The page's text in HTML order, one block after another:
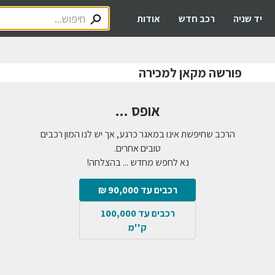
יד שניה רכב חדש אודות
פורשה מקאן למכירה
אופס ...
הרכב שחיפשת אינו במאגר כרגע, אך יש לנו המון רכבים
טובים אחרים.
נא לחפש מחדש ... בהצלחה!
רכבים עד 90,000 ₪
רכבים עד 100,000
ק''מ